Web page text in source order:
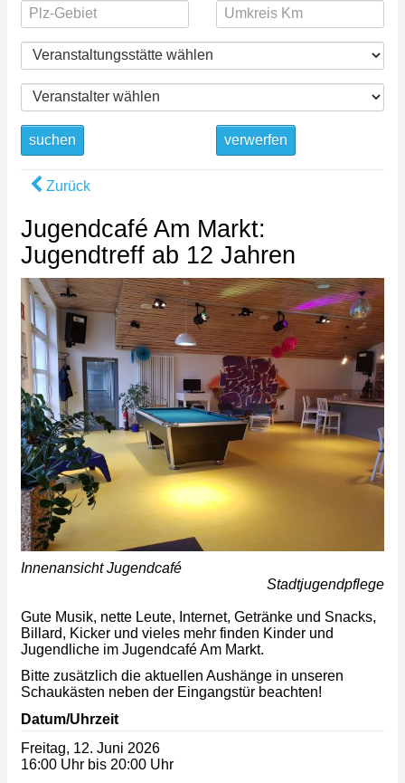
suchen verwerfen
Zurück
Jugendcafé Am Markt:
Jugendtreff ab 12 Jahren
Innenansicht Jugendcafé
Stadtjugendpflege
Gute Musik, nette Leute, Internet, Getränke und Snacks,
Billard, Kicker und vieles mehr finden Kinder und
Jugendliche im Jugendcafé Am Markt.
Bitte zusätzlich die aktuellen Aushänge in unseren
Schaukästen neben der Eingangstür beachten!
Datum/Uhrzeit
Freitag, 12. Juni 2026
16:00 Uhr bis 20:00 Uhr